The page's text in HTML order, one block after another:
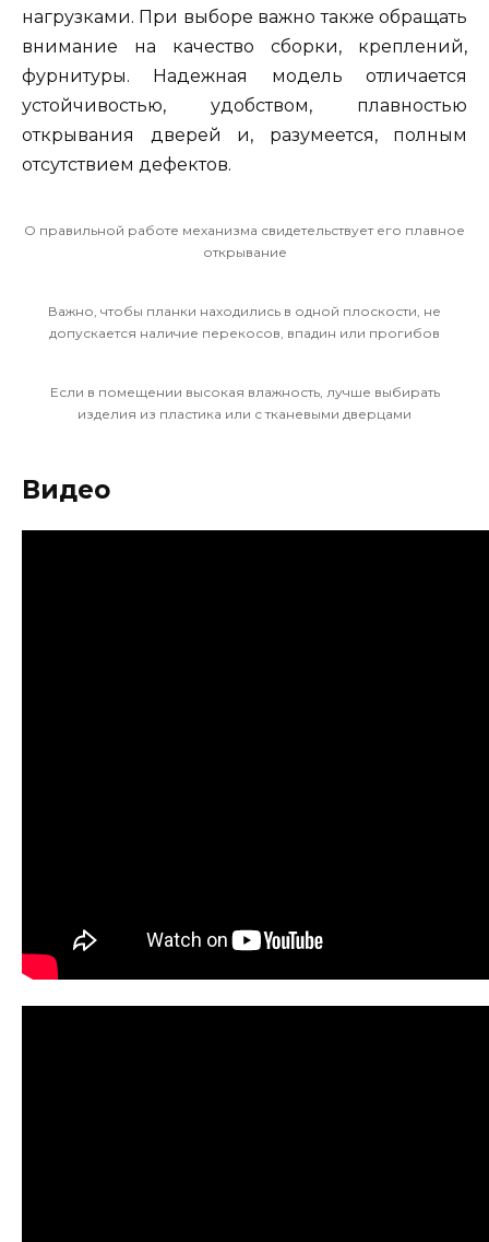
нагрузками. При выборе важно также обращать
внимание на качество сборки, креплений,
фурнитуры. Надежная модель отличается
устойчивостью, удобством, плавностью
открывания дверей и, разумеется, полным
отсутствием дефектов.
О правильной работе механизма свидетельствует его плавное
открывание
Важно, чтобы планки находились в одной плоскости, не
допускается наличие перекосов, впадин или прогибов
Если в помещении высокая влажность, лучше выбирать
изделия из пластика или с тканевыми дверцами
Видео